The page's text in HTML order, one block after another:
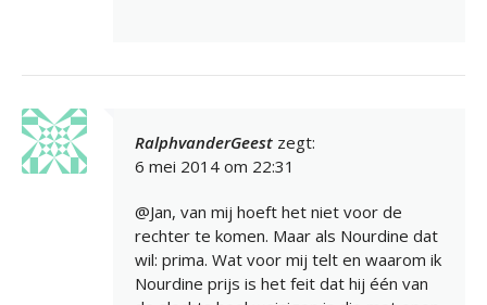
RalphvanderGeest zegt:
6 mei 2014 om 22:31
@Jan, van mij hoeft het niet voor de
rechter te komen. Maar als Nourdine dat
wil: prima. Wat voor mij telt en waarom ik
Nourdine prijs is het feit dat hij één van